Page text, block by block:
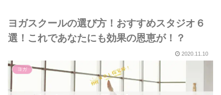
ヨガスクールの選び方！おすすめスタジオ６
選！これであなたにも効果の恩恵が！？
2020.11.10
ヨガ